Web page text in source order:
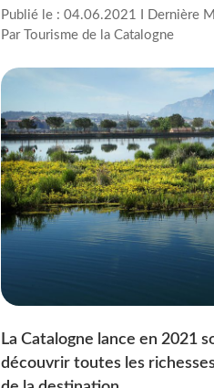
Publié le : 04.06.2021 I Dernière
Par Tourisme de la Catalogne
La Catalogne lance en 2021
découvrir toutes les